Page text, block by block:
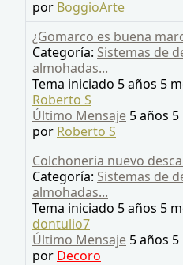
por BoggioArte
¿Gomarco es buena
Categoría: Sistemas de
almohadas...
Tema iniciado 5 años 5
Roberto S
Último Mensaje 5 años
por Roberto S
Colchoneria nuevo
Categoría: Sistemas de
almohadas...
Tema iniciado 5 años 5
dontulio7
Último Mensaje 5 años
por Decoro